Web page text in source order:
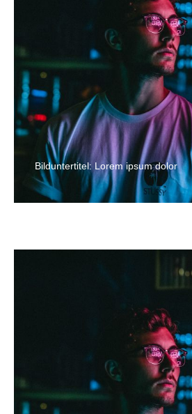
Bilduntertitel: Lorem ipsum dolor